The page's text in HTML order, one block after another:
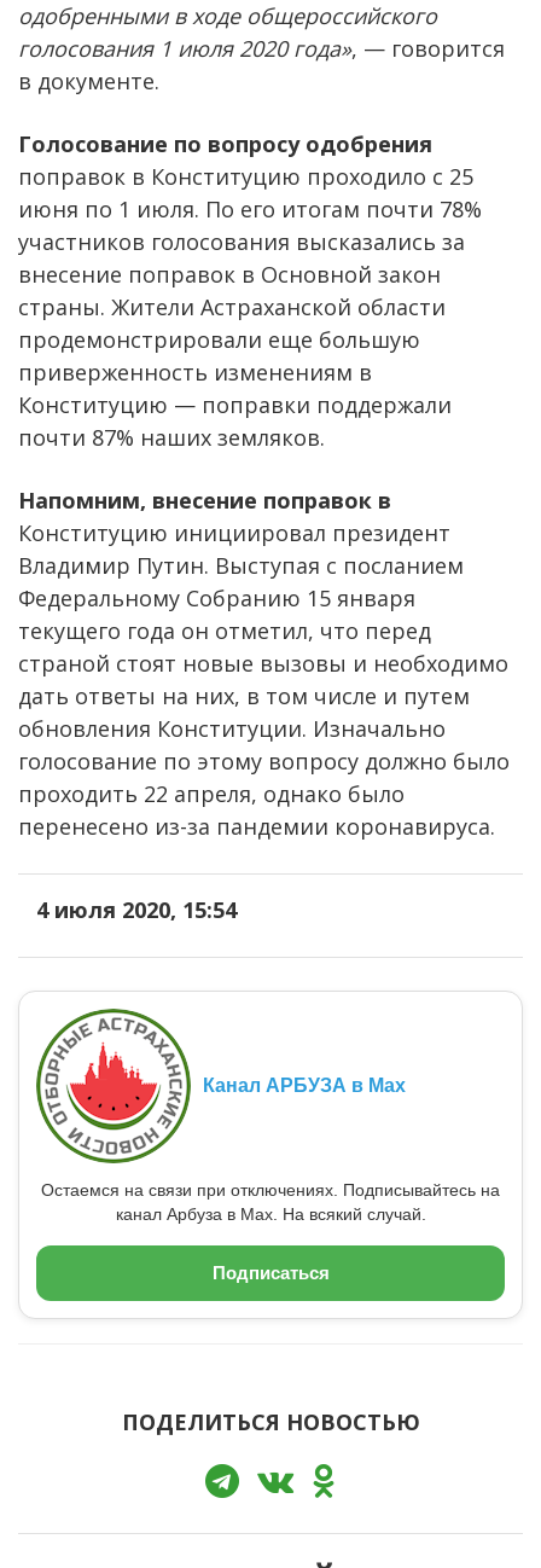
одобренными в ходе общероссийского
голосования 1 июля 2020 года», — говорится
в документе.
Голосование по вопросу одобрения
поправок в Конституцию проходило с 25
июня по 1 июля. По его итогам почти 78%
участников голосования высказались за
внесение поправок в Основной закон
страны. Жители Астраханской области
продемонстрировали еще большую
приверженность изменениям в
Конституцию — поправки поддержали
почти 87% наших земляков.
Напомним, внесение поправок в
Конституцию инициировал президент
Владимир Путин. Выступая с посланием
Федеральному Собранию 15 января
текущего года он отметил, что перед
страной стоят новые вызовы и необходимо
дать ответы на них, в том числе и путем
обновления Конституции. Изначально
голосование по этому вопросу должно было
проходить 22 апреля, однако было
перенесено из-за пандемии коронавируса.
4 июля 2020, 15:54
Канал АРБУЗА в Max
Остаемся на связи при отключениях. Подписывайтесь на
канал Арбуза в Max. На всякий случай.
Подписаться
ПОДЕЛИТЬСЯ НОВОСТЬЮ